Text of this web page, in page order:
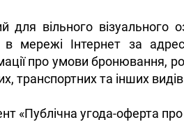
для вільного
в мережі Інтернет за
про умови бронювання,
транспортних та інших
«Публічна угода-оферта